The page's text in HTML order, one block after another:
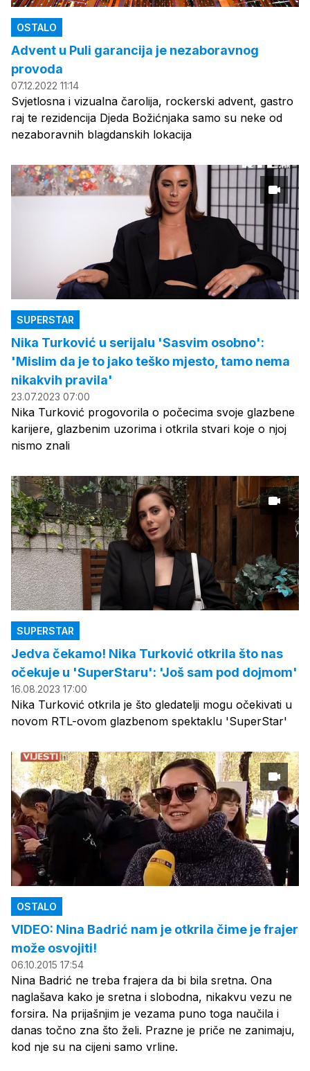
OSTALO
Advent u Puli garancija je nezaboravnog
provoda
07.12.2022 11:14
Svjetlosna i vizualna čarolija, rockerski advent, gastro
raj te rezidencija Djeda Božićnjaka samo su neke od
nezaboravnih blagdanskih lokacija
SUPERSTAR
Nika Turković u serijalu 'Sasvim osobno':
'Mislim da je to jako teško mjesto, tamo nema
nikakvih pravila'
23.07.2023 07:00
Nika Turković progovorila o počecima svoje glazbene
karijere, glazbenim uzorima i otkrila stvari koje o njoj
nismo znali
SUPERSTAR
Jedva čekamo! Nika Turković otkrila što nas
očekuje u 'SuperStaru': 'Još sam pod dojmom'
16.08.2023 17:00
Nika Turković otkrila je što gledatelji mogu očekivati u
novom RTL-ovom glazbenom spektaklu 'SuperStar'
OSTALO
VIDEO: Nina Badrić nam je otkrila čime je frajer
može osvojiti!
06.10.2015 17:54
Nina Badrić ne treba frajera da bi bila sretna. Ona
naglašava kako je sretna i slobodna, nikakvu vezu ne
forsira. Na prijašnjim je vezama puno toga naučila i
danas točno zna što želi. Prazne je priče ne zanimaju,
kod nje su na cijeni samo vrline.